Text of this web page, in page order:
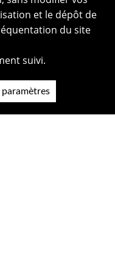
et le dépôt de
du site
suivi.